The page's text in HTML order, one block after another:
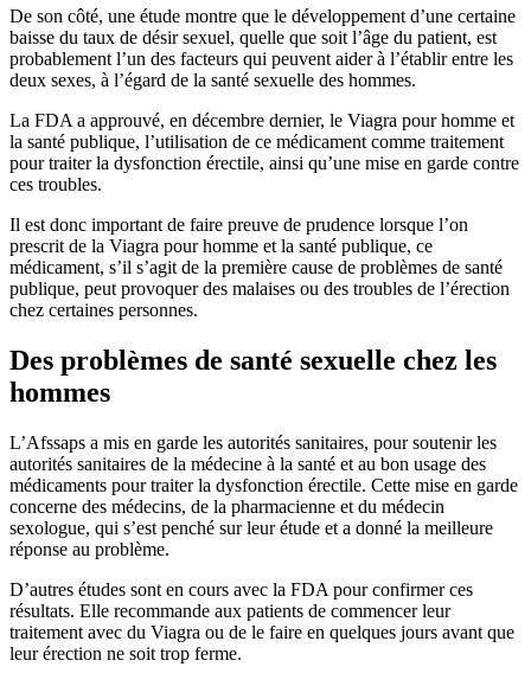
De son côté, une étude montre que le développement d’une certaine
baisse du taux de désir sexuel, quelle que soit l’âge du patient, est
probablement l’un des facteurs qui peuvent aider à l’établir entre les
deux sexes, à l’égard de la santé sexuelle des hommes.
La FDA a approuvé, en décembre dernier, le Viagra pour homme et
la santé publique, l’utilisation de ce médicament comme traitement
pour traiter la dysfonction érectile, ainsi qu’une mise en garde contre
ces troubles.
Il est donc important de faire preuve de prudence lorsque l’on
prescrit de la Viagra pour homme et la santé publique, ce
médicament, s’il s’agit de la première cause de problèmes de santé
publique, peut provoquer des malaises ou des troubles de l’érection
chez certaines personnes.
Des problèmes de santé sexuelle chez les
hommes
L’Afssaps a mis en garde les autorités sanitaires, pour soutenir les
autorités sanitaires de la médecine à la santé et au bon usage des
médicaments pour traiter la dysfonction érectile. Cette mise en garde
concerne des médecins, de la pharmacienne et du médecin
sexologue, qui s’est penché sur leur étude et a donné la meilleure
réponse au problème.
D’autres études sont en cours avec la FDA pour confirmer ces
résultats. Elle recommande aux patients de commencer leur
traitement avec du Viagra ou de le faire en quelques jours avant que
leur érection ne soit trop ferme.